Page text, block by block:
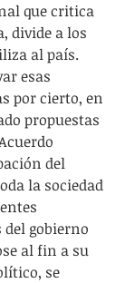
que critica
divide a los
al país.
esas
por cierto, en
propuestas
del
la sociedad
gobierno
al fin a su
se